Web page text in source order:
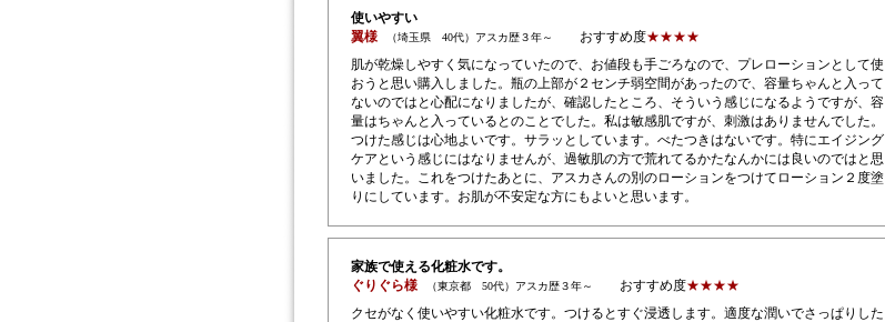
使いやすい
翼様
（埼玉県 40代）アスカ歴３年～ おすすめ度★★★★
肌が乾燥しやすく気になっていたので、お値段も手ごろなので、プレローションとして使
おうと思い購入しました。瓶の上部が２センチ弱空間があったので、容量ちゃんと入って
ないのではと心配になりましたが、確認したところ、そういう感じになるようですが、容
量はちゃんと入っているとのことでした。私は敏感肌ですが、刺激はありませんでした。
つけた感じは心地よいです。サラッとしています。べたつきはないです。特にエイジング
ケアという感じにはなりませんが、過敏肌の方で荒れてるかたなんかには良いのではと思
いました。これをつけたあとに、アスカさんの別のローションをつけてローション２度塗
りにしています。お肌が不安定な方にもよいと思います。
家族で使える化粧水です。
ぐりぐら様
（東京都 50代）アスカ歴３年～ おすすめ度★★★★
クセがなく使いやすい化粧水です。つけるとすぐ浸透します。適度な潤いでさっぱりした